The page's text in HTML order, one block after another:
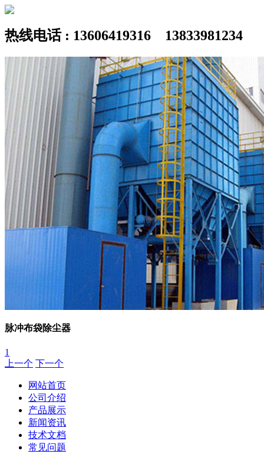
热线电话 : 13606419316 13833981234
脉冲布袋除尘器
1
上一个 下一个
网站首页
公司介绍
产品展示
新闻资讯
技术文档
常见问题